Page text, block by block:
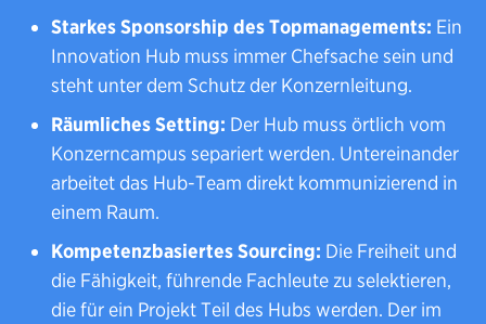
Starkes Sponsorship des Topmanagements: Ein
Innovation Hub muss immer Chefsache sein und
steht unter dem Schutz der Konzernleitung.
Räumliches Setting: Der Hub muss örtlich vom
Konzerncampus separiert werden. Untereinander
arbeitet das Hub-Team direkt kommunizierend in
einem Raum.
Kompetenzbasiertes Sourcing: Die Freiheit und
die Fähigkeit, führende Fachleute zu selektieren,
die für ein Projekt Teil des Hubs werden. Der im